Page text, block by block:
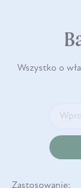
Wszystko o
Zastosowanie: